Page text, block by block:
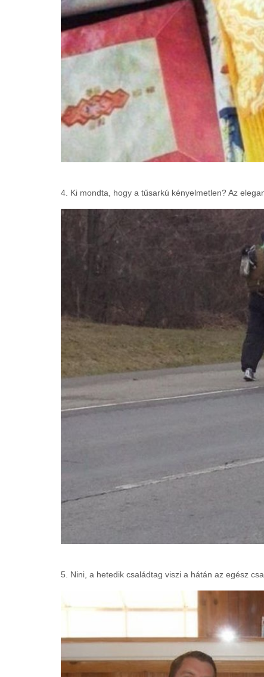
4. Ki mondta, hogy a tűsarkú kényelmetlen? Az
5. Nini, a hetedik családtag viszi a hátán az egész